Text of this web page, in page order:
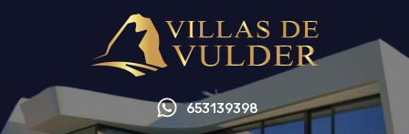
653139398